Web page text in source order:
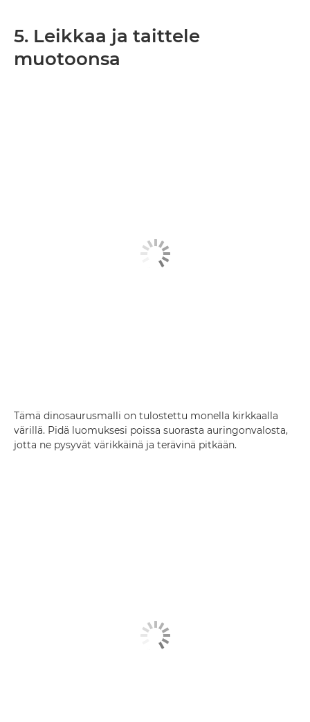
5. Leikkaa ja taittele
muotoonsa
Tämä dinosaurusmalli on tulostettu monella kirkkaalla
värillä. Pidä luomuksesi poissa suorasta auringonvalosta,
jotta ne pysyvät värikkäinä ja terävinä pitkään.